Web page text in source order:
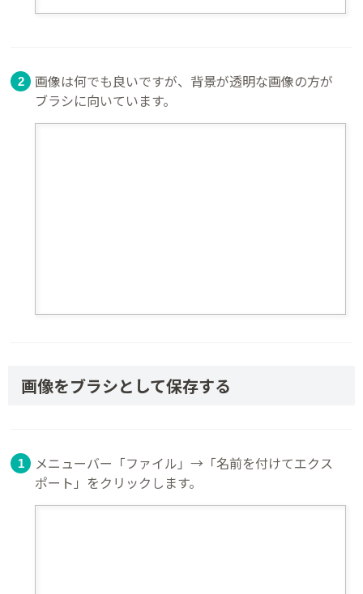
画像は何でも良いですが、背景が透明な画像の方が
ブラシに向いています。
画像をブラシとして保存する
メニューバー「ファイル」→「名前を付けてエクス
ポート」をクリックします。